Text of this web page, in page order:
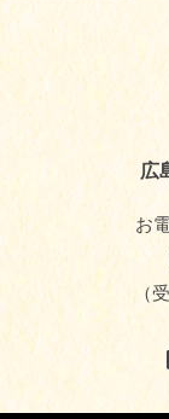
広
お
（